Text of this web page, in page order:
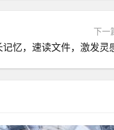
。在短时间内，用户
下一
忆，速读文件，激发灵